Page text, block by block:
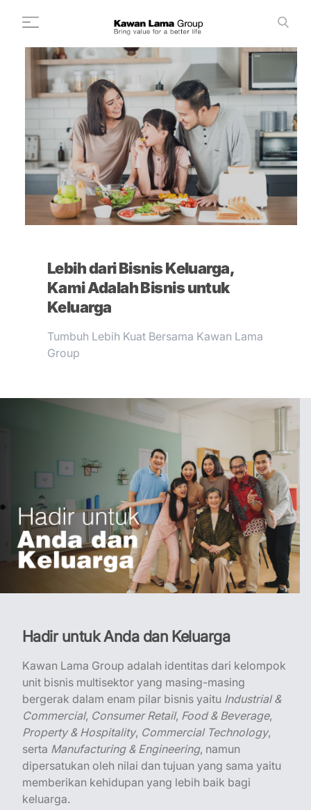
Cari
ID EN
Tentang Kami +
+
Keberlanjutan
Ruang Berita
Investor
Hubungi Kami
Lebih dari Bisnis Keluarga,
Kami Adalah Bisnis untuk
Keluarga
Tumbuh Lebih Kuat Bersama Kawan Lama
Group
Hadir untuk Anda dan Keluarga
Kawan Lama Group adalah identitas dari kelompok
unit bisnis multisektor yang masing-masing
bergerak dalam enam pilar bisnis yaitu Industrial &
Commercial, Consumer Retail, Food & Beverage,
Property & Hospitality, Commercial Technology,
serta Manufacturing & Engineering, namun
dipersatukan oleh nilai dan tujuan yang sama yaitu
memberikan kehidupan yang lebih baik bagi
keluarga.